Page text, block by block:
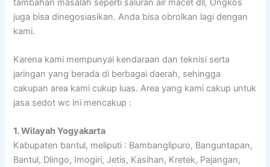
tambahan masalah seperti saluran air macet dll, Ongkos
juga bisa dinegosiasikan. Anda bisa obrolkan lagi dengan
kami.
Karena kami mempunyai kendaraan dan teknisi serta
jaringan yang berada di berbagai daerah, sehingga
cakupan area kami cukup luas. Area yang kami cakup untuk
jasa sedot wc ini mencakup :
1. Wilayah Yogyakarta
Kabupaten bantul, meliputi : Bambanglipuro, Banguntapan,
Bantul, Dlingo, Imogiri, Jetis, Kasihan, Kretek, Pajangan,